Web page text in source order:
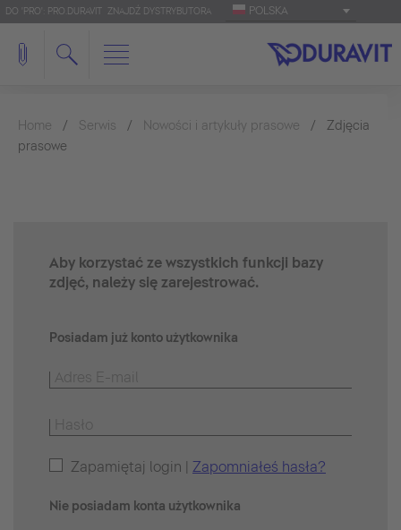
DO 'PRO': PRO.DURAVIT ZNAJDŹ DYSTRYBUTORA POLSKA
Home Serwis Nowości i artykuły prasowe
Zdjęcia
prasowe
Aby korzystać ze wszystkich funkcji bazy
zdjęć, należy się zarejestrować.
Posiadam już konto użytkownika
Zapamiętaj login | Zapomniałeś hasła?
Nie posiadam konta użytkownika